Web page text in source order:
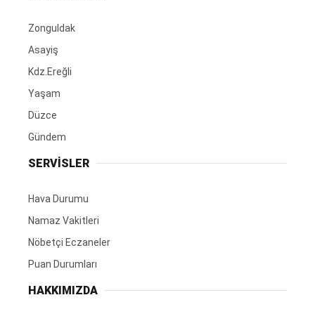
Zonguldak
Asayiş
Kdz.Ereğli
Yaşam
Düzce
Gündem
SERVİSLER
Hava Durumu
Namaz Vakitleri
Nöbetçi Eczaneler
Puan Durumları
HAKKIMIZDA